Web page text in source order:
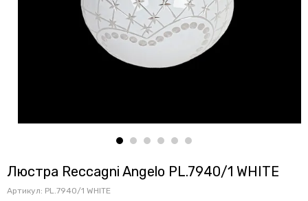
Люстра Reccagni Angelo PL.7940/1 WHITE
Артикул: PL.7940/1 WHITE